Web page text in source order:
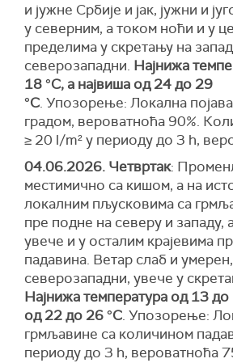
и јужне Србије и јак, јужни и
у северним, а током ноћи и у
пределима у скретању на
северозападни. Најнижа
18 °С, а највиша од 24 до 29
°С. Упозорење: Локална
градом, вероватноћа 90%.
≥ 20 l/m² у периоду до 3 h,
04.06.2026. Четвртак:
местимично са кишом, а на
локалним пљусковима са
пре подне на северу и западу,
увече и у осталим крајевима
падавина. Ветар слаб и
северозападни, увече у
Најнижа температура од 13 до
од 22 до 26 °С. Упозорење:
грмљавинe са количином
периоду до 3 h, вероватноћа